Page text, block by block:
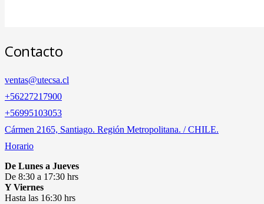
Contacto
ventas@utecsa.cl
+56227217900
‎+56995103053
Cármen 2165, Santiago. Región Metropolitana. / CHILE.
Horario
De Lunes a Jueves
De 8:30 a 17:30 hrs
Y Viernes
Hasta las 16:30 hrs